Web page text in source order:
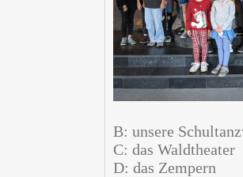
B: unsere
C: das Waldtheater
D: das Zempern